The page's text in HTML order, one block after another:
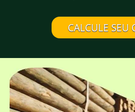
CALCULE SEU